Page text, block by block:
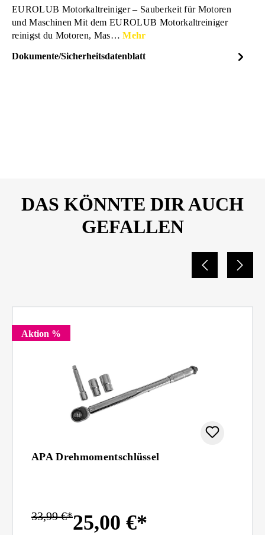
EUROLUB Motorkaltreiniger – Sauberkeit für Motoren
und Maschinen Mit dem EUROLUB Motorkaltreiniger
reinigst du Motoren, Mas…Mehr
Dokumente/Sicherheitsdatenblatt
DAS KÖNNTE DIR AUCH
GEFALLEN
Aktion %
APA Drehmomentschlüssel
25,00 €*
33,99 €*